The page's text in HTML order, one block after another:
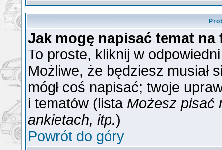
Jak mogę napisać temat na
To proste, kliknij w
Możliwe, że będziesz musiał
mógł coś napisać; twoje
i tematów (lista Możesz pisać
ankietach, itp.)
Powrót do góry